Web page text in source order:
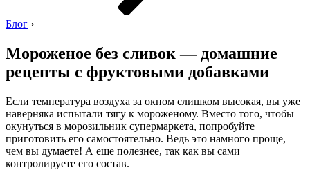
Блог ›
Мороженое без сливок — домашние
рецепты с фруктовыми добавками
Если температура воздуха за окном слишком высокая, вы уже
наверняка испытали тягу к мороженому. Вместо того, чтобы
окунуться в морозильник супермаркета, попробуйте
приготовить его самостоятельно. Ведь это намного проще,
чем вы думаете! А еще полезнее, так как вы сами
контролируете его состав.